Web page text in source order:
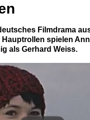
Filmdrama
Hauptrollen spielen
als Gerhard Weiss.